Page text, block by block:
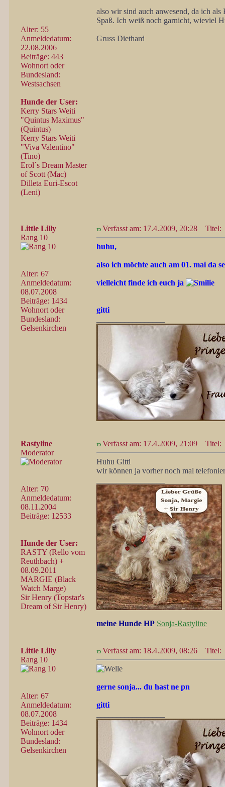
Alter: 55
Anmeldedatum:
22.08.2006
Beiträge: 443
Wohnort oder
Bundesland:
Westsachsen
Hunde der User:
Kerry Stars Weiti
"Quintus Maximus"
(Quintus)
Kerry Stars Weiti
"Viva Valentino"
(Tino)
Erol´s Dream Master
of Scott (Mac)
Dilleta Euri-Escot
(Leni)
also wir sind auch anwesend, da ich
Spaß. Ich weiß noch garnicht, wieviel
Gruss Diethard
Little Lilly
Rang 10
Alter: 67
Anmeldedatum:
08.07.2008
Beiträge: 1434
Wohnort oder
Bundesland:
Gelsenkirchen
Verfasst am: 17.4.2009, 20:28 Titel:
huhu,
also ich möchte auch am 01. mai da
vielleicht finde ich euch ja
gitti
Rastyline
Moderator
Alter: 70
Anmeldedatum:
08.11.2004
Beiträge: 12533
Hunde der User:
RASTY (Rello vom
Reuthbach) +
08.09.2011
MARGIE (Black
Watch Marge)
Sir Henry (Topstar's
Dream of Sir Henry)
Verfasst am: 17.4.2009, 21:09 Titel:
Huhu Gitti
wir können ja vorher noch mal
meine Hunde HP Sonja-Rastyline
Little Lilly
Rang 10
Alter: 67
Anmeldedatum:
08.07.2008
Beiträge: 1434
Wohnort oder
Bundesland:
Gelsenkirchen
Verfasst am: 18.4.2009, 08:26 Titel:
gerne sonja... du hast ne pn
gitti